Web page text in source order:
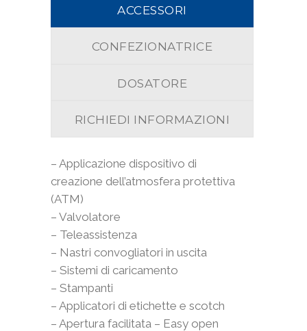
ACCESSORI
CONFEZIONATRICE
DOSATORE
RICHIEDI INFORMAZIONI
– Applicazione dispositivo di
creazione dell’atmosfera protettiva
(ATM)
– Valvolatore
– Teleassistenza
– Nastri convogliatori in uscita
– Sistemi di caricamento
– Stampanti
– Applicatori di etichette e scotch
– Apertura facilitata – Easy open